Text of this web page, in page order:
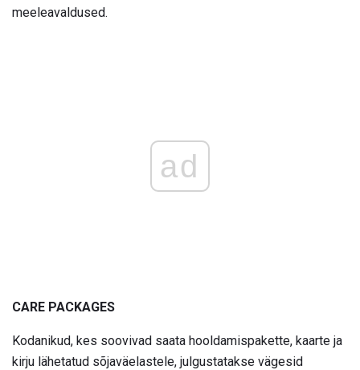
meeleavaldused.
ad
CARE PACKAGES
Kodanikud, kes soovivad saata hooldamispakette, kaarte ja
kirju lähetatud sõjaväelastele, julgustatakse vägesid